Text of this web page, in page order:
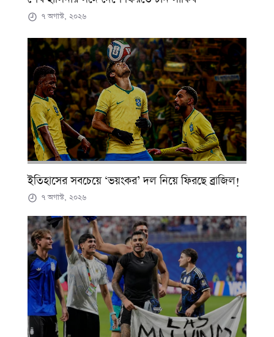
৭ অগাস্ট, ২০২৬
ইতিহাসের সবচেয়ে ‘ভয়ংকর’ দল নিয়ে ফিরছে ব্রাজিল!
৭ অগাস্ট, ২০২৬